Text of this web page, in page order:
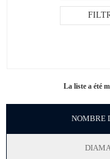
La liste a été
NOMBRE